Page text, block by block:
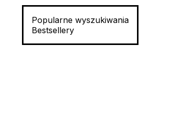
Popularne wyszukiwania
Bestsellery